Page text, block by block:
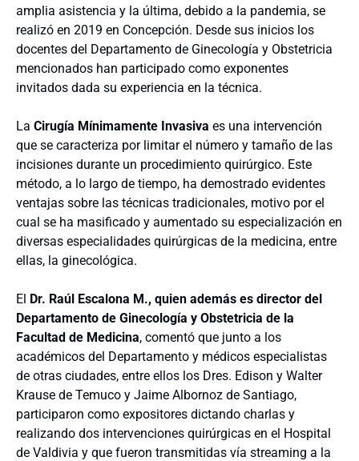
amplia asistencia y la última, debido a la pandemia, se
realizó en 2019 en Concepción. Desde sus inicios los
docentes del Departamento de Ginecología y Obstetricia
mencionados han participado como exponentes
invitados dada su experiencia en la técnica.
La Cirugía Mínimamente Invasiva es una intervención
que se caracteriza por limitar el número y tamaño de las
incisiones durante un procedimiento quirúrgico. Este
método, a lo largo de tiempo, ha demostrado evidentes
ventajas sobre las técnicas tradicionales, motivo por el
cual se ha masificado y aumentado su especialización en
diversas especialidades quirúrgicas de la medicina, entre
ellas, la ginecológica.
El Dr. Raúl Escalona M., quien además es director del
Departamento de Ginecología y Obstetricia de la
Facultad de Medicina, comentó que junto a los
académicos del Departamento y médicos especialistas
de otras ciudades, entre ellos los Dres. Edison y Walter
Krause de Temuco y Jaime Albornoz de Santiago,
participaron como expositores dictando charlas y
realizando dos intervenciones quirúrgicas en el Hospital
de Valdivia y que fueron transmitidas vía streaming a la